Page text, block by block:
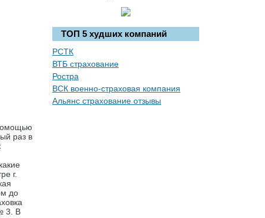
ТОП 5 худших компаний
РСТК
ВТБ страхование
Ростра
ВСК военно-страховая компания
Альянс страхование отзывы
раз в
г.
до
3. В